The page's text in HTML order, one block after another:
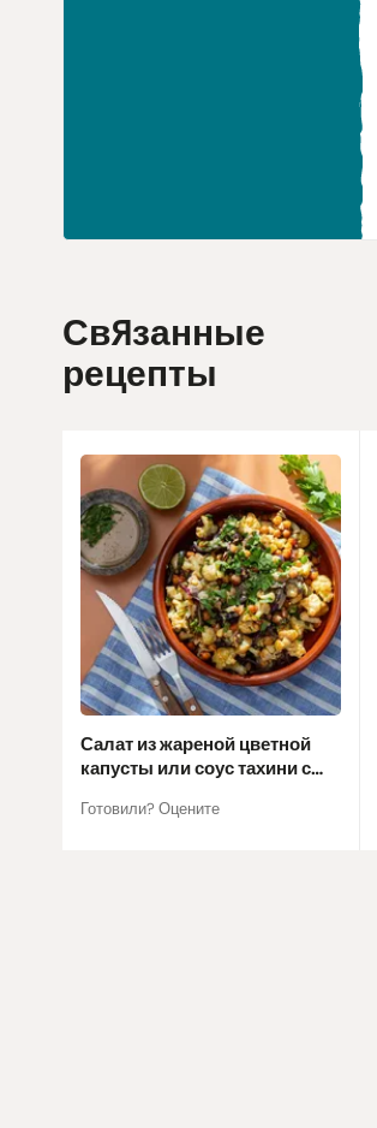
Связанные
рецепты
Салат из жареной цветной
капусты или соус тахини с
Готовили? Оцените